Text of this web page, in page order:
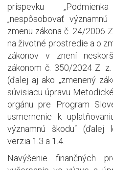
príspevku
„nespôsobovať
zmenu zákona č. 24/2006
na životné prostredie a o
zákonov v znení
zákonom č. 350/2024 Z.
(ďalej aj ako „zmenený
súvisiacu úpravu
orgánu pre Program
usmernenie k
významnú škodu“ (ďalej
verzia 1.3 a 1.4.
Navýšenie finančných